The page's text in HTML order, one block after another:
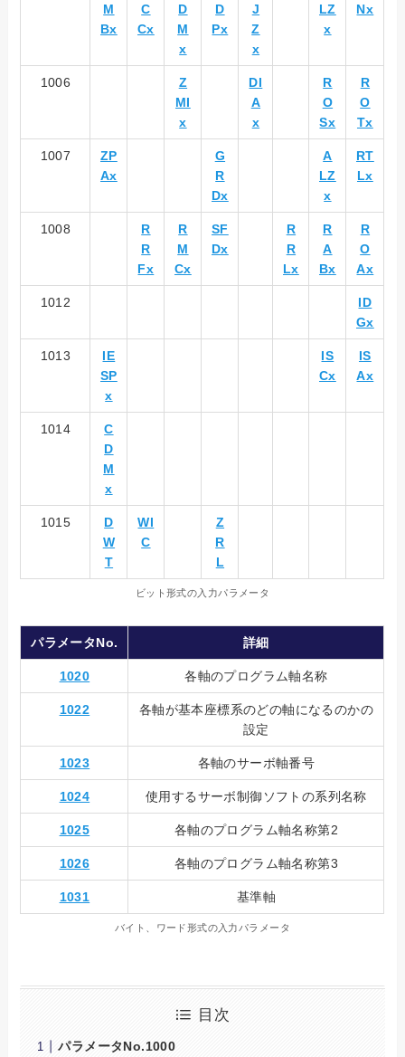
M
Bx
C
Cx
D
M
x
D
Px
J
Z
x
LZ
x
Nx
1006
Z
MI
x
DI
A
x
R
O
Sx
R
O
Tx
1007
ZP
Ax
G
R
Dx
A
LZ
x
RT
Lx
1008
R
R
Fx
R
M
Cx
SF
Dx
R
R
Lx
R
A
Bx
R
O
Ax
1012
ID
Gx
1013
IE
SP
x
IS
Cx
IS
Ax
1014
C
D
M
x
1015
D
W
T
WI
C
Z
R
L
ビット形式の入力パラメータ
パラメータNo. 詳細
1020 各軸のプログラム軸名称
1022
各軸が基本座標系のどの軸になるのかの
設定
1023 各軸のサーボ軸番号
1024 使用するサーボ制御ソフトの系列名称
1025 各軸のプログラム軸名称第2
1026 各軸のプログラム軸名称第3
1031 基準軸
バイト、ワード形式の入力パラメータ
目次
パラメータNo.1000